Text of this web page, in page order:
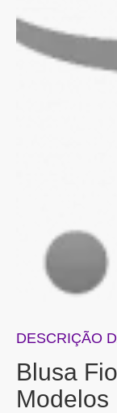
DESCRIÇÃO
Blusa
Modelos